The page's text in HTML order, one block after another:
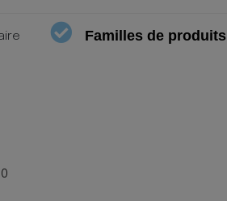
Familles de produits